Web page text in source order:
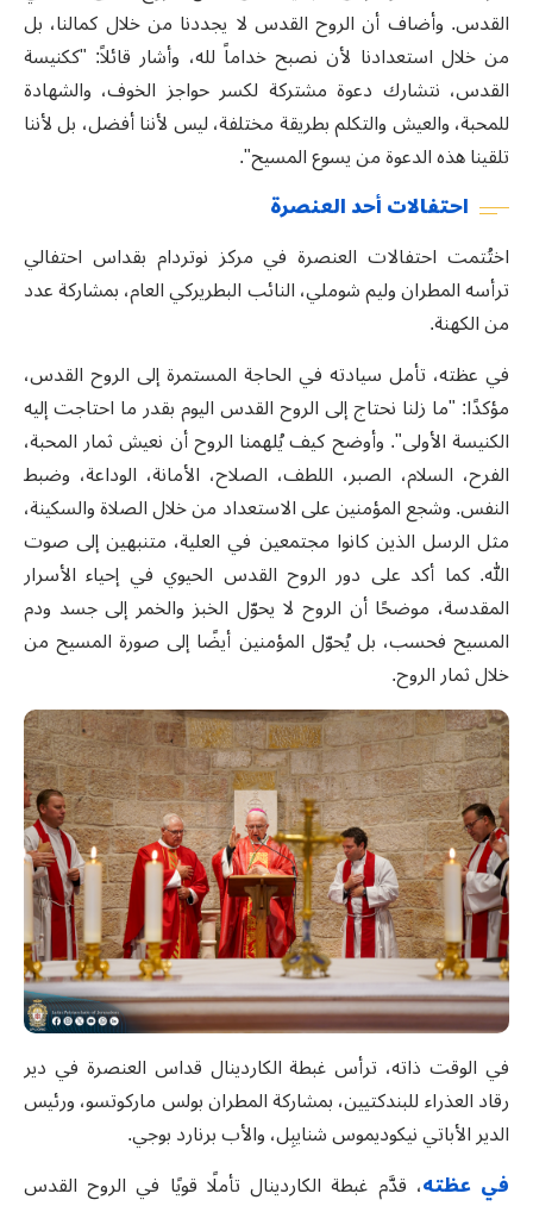
القدس. وأضاف أن الروح القدس لا يجددنا من خلال كمالنا، بل
من خلال استعدادنا لأن نصبح خداماً لله، وأشار قائلاً: "ككنيسة
القدس، نتشارك دعوة مشتركة لكسر حواجز الخوف، والشهادة
للمحبة، والعيش والتكلم بطريقة مختلفة، ليس لأننا أفضل، بل لأننا
تلقينا هذه الدعوة من يسوع المسيح".
احتفالات أحد العنصرة
اختُتمت احتفالات العنصرة في مركز نوتردام بقداس احتفالي
ترأسه المطران وليم شوملي، النائب البطريركي العام، بمشاركة عدد
من الكهنة.
في عظته، تأمل سيادته في الحاجة المستمرة إلى الروح القدس،
مؤكدًا: "ما زلنا نحتاج إلى الروح القدس اليوم بقدر ما احتاجت إليه
الكنيسة الأولى". وأوضح كيف يُلهمنا الروح أن نعيش ثمار المحبة،
الفرح، السلام، الصبر، اللطف، الصلاح، الأمانة، الوداعة، وضبط
النفس. وشجع المؤمنين على الاستعداد من خلال الصلاة والسكينة،
مثل الرسل الذين كانوا مجتمعين في العلية، متنبهين إلى صوت
الله. كما أكد على دور الروح القدس الحيوي في إحياء الأسرار
المقدسة، موضحًا أن الروح لا يحوّل الخبز والخمر إلى جسد ودم
المسيح فحسب، بل يُحوّل المؤمنين أيضًا إلى صورة المسيح من
خلال ثمار الروح.
في الوقت ذاته، ترأس غبطة الكاردينال قداس العنصرة في دير
رقاد العذراء للبندكتيين، بمشاركة المطران بولس ماركوتسو، ورئيس
الدير الأباتي نيكوديموس شنايبِل، والأب برنارد بوجي.
في عظته، قدَّم غبطة الكاردينال تأملًا قويًا في الروح القدس